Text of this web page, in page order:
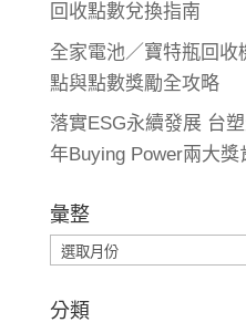
回收點數兌換指南
全家電池／寶特瓶回
點與點數獎勵全攻略
落實ESG永續發展 台
年Buying Power兩大獎
彙整
彙
分類